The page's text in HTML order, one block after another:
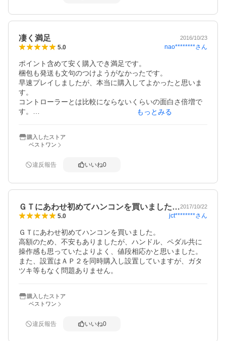
凄く満足 2016/10/23
5.0 nao********さん
ポイント含めて安く購入でき満足です。
梱包も発送も文句のつけようがなかったです。
早速プレイしましたが、本当に購入してよかったと思いま
す。
コントローラーとは比較にならないくらいの面白さ倍増で
す。
もっとみる
購入したストア
ベストワン
違反報告 いいね0
ＧＴにあわせ初めてハンコンを買いました…2017/10/22
5.0 jct********さん
ＧＴにあわせ初めてハンコンを買いました。
高額のため、不安もありましたが、ハンドル、ペダル共に
操作感も思っていたよりよく、値段相応かと思いました。
また、設置はＡＰ２を同時購入し設置していますが、ガタ
ツキ等もなく問題ありません。
購入したストア
ベストワン
違反報告 いいね0